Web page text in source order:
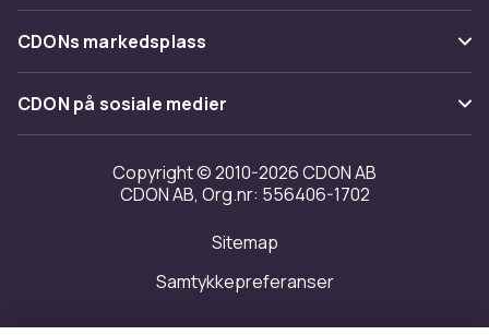
Tilbakekallinger
Varemerker
Om oss
Kundeanmeldelser
Jobbe på CDON
Investor relations
Tilgjengelighet
CDONs markedsplass
Merchant Help Center
CDON på sosiale medier
Copyright © 2010-2026 CDON AB
CDON AB, Org.nr: 556406-1702
Sitemap
Samtykkepreferanser